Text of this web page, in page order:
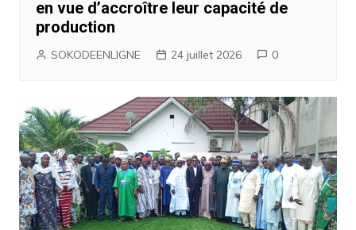
en vue d’accroître leur capacité de
production
SOKODEENLIGNE 24 juillet 2026 0